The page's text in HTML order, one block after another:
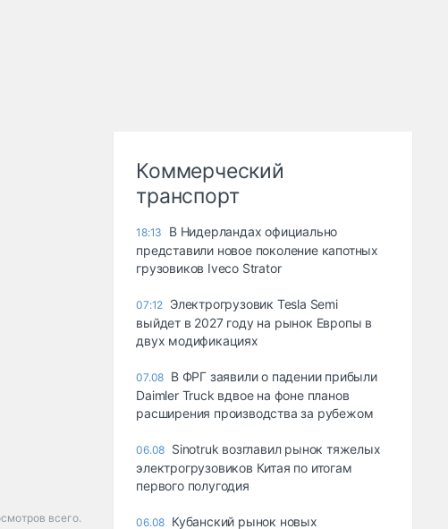
всего.
Коммерческий
транспорт
18:13
В Нидерландах официально
представили новое поколение капотных
грузовиков Iveco Strator
07:12 Электрогрузовик Tesla Semi
выйдет в 2027 году на рынок Европы в
двух модификациях
07.08 В ФРГ заявили о падении прибыли
Daimler Truck вдвое на фоне планов
расширения производства за рубежом
06.08 Sinotruk возглавил рынок тяжелых
электрогрузовиков Китая по итогам
первого полугодия
06.08 Кубанский рынок новых